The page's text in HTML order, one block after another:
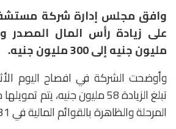
وافق مجلس إدارة شركة
مليون جنيه إلى 300 مليون جنيه.
وأوضحت الشركة في افصاح اليوم
تبلغ الزيادة 58 مليون جنيه،
المرحلة والظاهرة بالقوائم المالية في 31 ديسمبر 2025.